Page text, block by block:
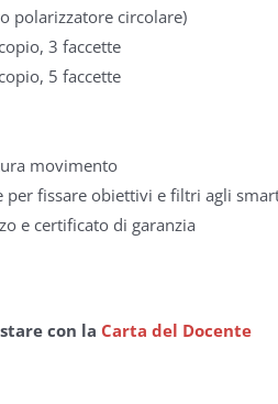
polarizzatore circolare)
3 faccette
5 faccette
movimento
per fissare obiettivi e filtri agli
e certificato di garanzia
con la Carta del Docente